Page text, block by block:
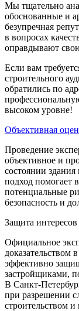
Мы тщательно
обоснованные и
безупречная
в вопросах
оправдывают
Если вам
строительного
обратились по
высоком уровне!
Объективная
Проведение
объективное и
состоянии
подход помогает
потенциальные
безопасность и
Защита интересов
Официальное
доказательством
эффективно
застройщиками,
В Санкт-
при разрешении
строительством